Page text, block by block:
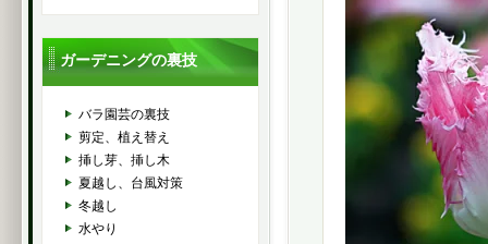
ガーデニングの裏技
バラ園芸の裏技
剪定、植え替え
挿し芽、挿し木
夏越し、台風対策
冬越し
水やり